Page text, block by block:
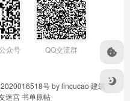
众号 QQ交流群
号by lincucao 建筑
迷宫书单原帖